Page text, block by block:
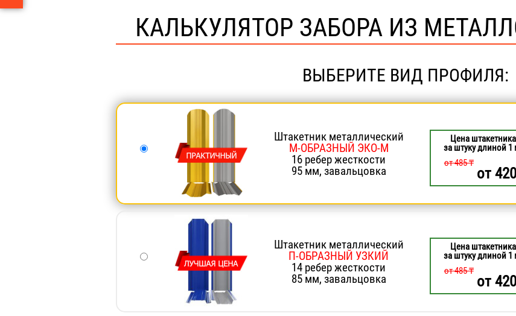
КАЛЬКУЛЯТОР ЗАБОРА ИЗ
ВЫБЕРИТЕ ВИД ПРОФИЛЯ:
Штакетник металлический
М-ОБРАЗНЫЙ ЭКО-М
16 ребер жесткости
95 мм, завальцовка
Цена штакетника
за штуку длиной 1
от 485 ₸
от420
Штакетник металлический
П-ОБРАЗНЫЙ УЗКИЙ
14 ребер жесткости
85 мм, завальцовка
Цена штакетника
за штуку длиной 1
от 485 ₸
от420